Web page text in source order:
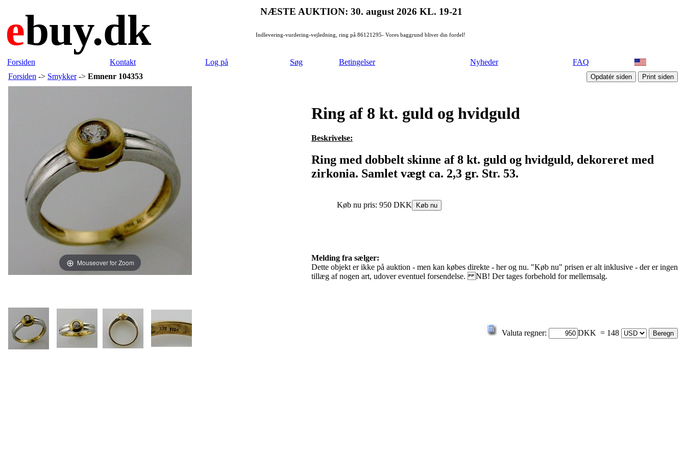
ebuy.dk NÆSTE AUKTION: 30. august 2026 KL. 19-21
Indlevering-vurdering-vejledning, ring på 86121295- Vores baggrund bliver din fordel!
Forsiden Kontakt Log på Søg Betingelser Nyheder
FAQ
Forsiden -> Smykker-> Emnenr 104353
Mouseover for Zoom
Ring af 8 kt. guld og hvidguld
Beskrivelse:
Ring med dobbelt skinne af 8 kt. guld og hvidguld, dekoreret med
zirkonia. Samlet vægt ca. 2,3 gr. Str. 53.
Melding fra sælger:
Dette objekt er ikke på auktion - men kan købes direkte - her og nu. "Køb nu" prisen er alt inklusive - der er ingen
tillæg af nogen art, udover eventuel forsendelse. NB! Der tages forbehold for mellemsalg.
Valuta regner: DKK = 148